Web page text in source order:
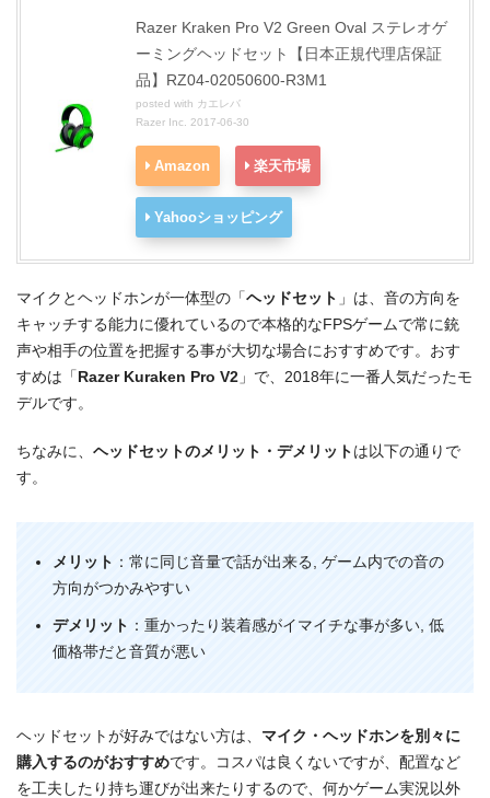
Razer Kraken Pro V2 Green Oval ステレオゲ
ーミングヘッドセット【日本正規代理店保証
品】RZ04-02050600-R3M1
posted with カエレバ
Razer Inc. 2017-06-30
Amazon 楽天市場
Yahooショッピング
マイクとヘッドホンが一体型の「 ヘッドセット 」は、音の方向を
キャッチする能力に優れているので本格的なFPSゲームで常に銃
声や相手の位置を把握する事が大切な場合におすすめです。おす
すめは「 Razer Kuraken Pro V2 」で、2018年に一番人気だったモ
デルです。
ちなみに、 ヘッドセットのメリット・デメリット は以下の通りで
す。
メリット ：常に同じ音量で話が出来る, ゲーム内での音の
方向がつかみやすい
デメリット ：重かったり装着感がイマイチな事が多い, 低
価格帯だと音質が悪い
ヘッドセットが好みではない方は、 マイク・ヘッドホンを別々に
購入するのがおすすめです。コスパは良くないですが、配置など
を工夫したり持ち運びが出来たりするので、何かゲーム実況以外